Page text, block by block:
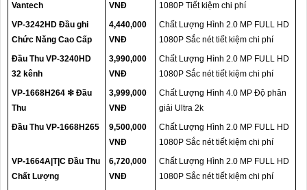
Vantech
VNĐ
1080P Tiết kiệm chi phí
VP-3242HD Đầu ghi
Chức Năng Cao Cấp
4,440,000
VNĐ
Chất Lượng Hình 2.0 MP FULL HD
1080P Sắc nét tiết kiệm chi phí
Đầu Thu VP-3240HD
32 kênh
3,990,000
VNĐ
Chất Lượng Hình 2.0 MP FULL HD
1080P Sắc nét tiết kiệm chi phí
VP-1668H264 ❇ Đầu
Thu
3,999,000
VNĐ
Chất Lượng Hình 4.0 MP Độ phân
giải Ultra 2k
Đầu Thu VP-1668H265
9,500,000
VNĐ
Chất Lượng Hình 2.0 MP FULL HD
1080P Sắc nét tiết kiệm chi phí
VP-1664A|T|C Đầu Thu
Chất Lượng
6,720,000
VNĐ
Chất Lượng Hình 2.0 MP FULL HD
1080P Sắc nét tiết kiệm chi phí